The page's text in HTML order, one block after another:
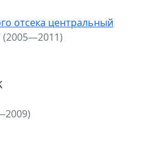
отсека центральный
(2005—2011)